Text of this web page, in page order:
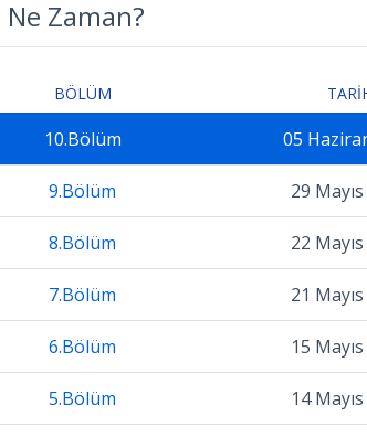
Ne Zaman?
BÖLÜM
10.Bölüm 05
9.Bölüm 29
8.Bölüm 22
7.Bölüm 21
6.Bölüm 15
5.Bölüm 14